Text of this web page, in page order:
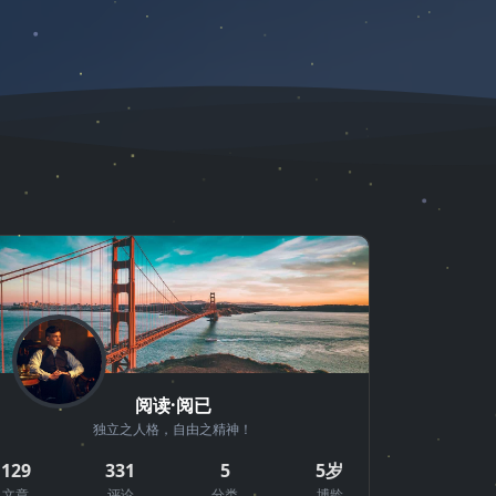
阅读·阅已
独立之人格，自由之精神！
129 331 5 5岁